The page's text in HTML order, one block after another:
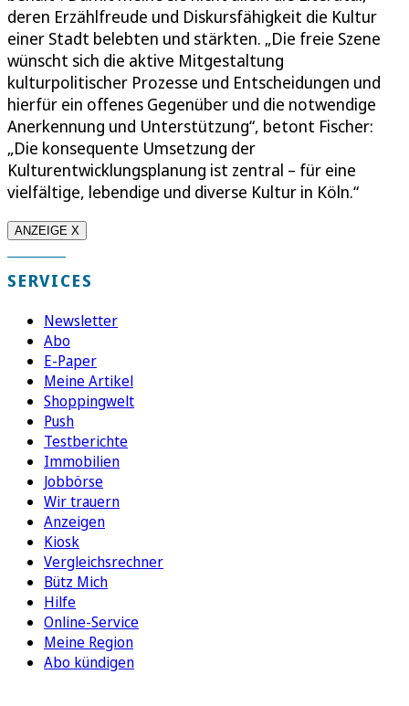
deren Erzählfreude und Diskursfähigkeit die Kultur
einer Stadt belebten und stärkten. „Die freie Szene
wünscht sich die aktive Mitgestaltung
kulturpolitischer Prozesse und Entscheidungen und
hierfür ein offenes Gegenüber und die notwendige
Anerkennung und Unterstützung“, betont Fischer:
„Die konsequente Umsetzung der
Kulturentwicklungsplanung ist zentral – für eine
vielfältige, lebendige und diverse Kultur in Köln.“
ANZEIGE X
SERVICES
Newsletter
Abo
E-Paper
Meine Artikel
Shoppingwelt
Push
Testberichte
Immobilien
Jobbörse
Wir trauern
Anzeigen
Kiosk
Vergleichsrechner
Bütz Mich
Hilfe
Online-Service
Meine Region
Abo kündigen